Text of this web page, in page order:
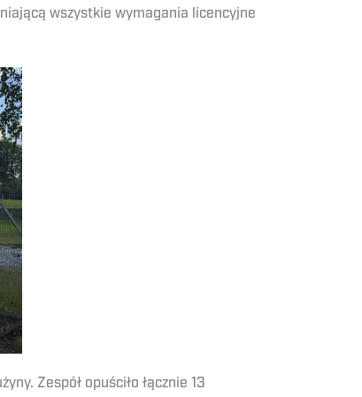
wszystkie wymagania licencyjne
Zespół opuściło łącznie 13